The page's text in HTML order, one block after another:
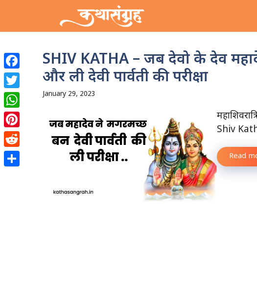
content
SHIV KATHA – जब देवो के देव
और ली देवी पार्वती की परीक्षा
January 29, 2023
Shiv
Read
Facebook
Twitter
WhatsApp
Pinterest
Reddit